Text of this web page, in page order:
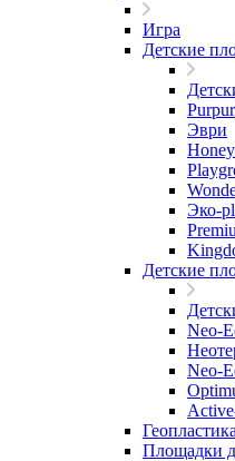
Игра
Детские
Эври
Эко-
Детские
Neo-
Neo-
Геопластика
Площадки